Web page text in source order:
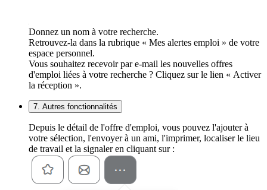
Donnez un nom à votre recherche.
Retrouvez-la dans la rubrique « Mes alertes emploi » de votre
espace personnel.
Vous souhaitez recevoir par e-mail les nouvelles offres
d'emploi liées à votre recherche ? Cliquez sur le lien « Activer
la réception ».
7. Autres fonctionnalités
Depuis le détail de l'offre d'emploi, vous pouvez l'ajouter à
votre sélection, l'envoyer à un ami, l'imprimer, localiser le lieu
de travail et la signaler en cliquant sur :